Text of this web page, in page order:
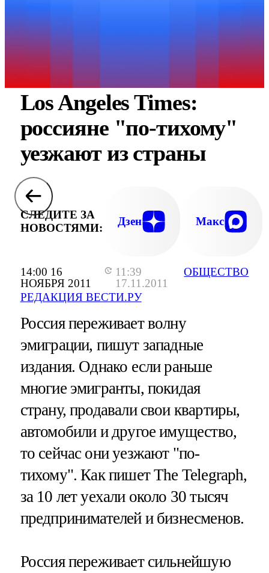
14:00 16
НОЯБРЯ 2011
11:39
17.11.2011
РЕДАКЦИЯ ВЕСТИ.РУ
ОБЩЕСТВО
Los Angeles Times:
россияне "по-тихому"
уезжают из страны
СЛЕДИТЕ ЗА
НОВОСТЯМИ:
Дзен Макс
Россия переживает волну
эмиграции, пишут западные
издания. Однако если раньше
многие эмигранты, покидая
страну, продавали свои квартиры,
автомобили и другое имущество,
то сейчас они уезжают "по-
тихому". Как пишет The Telegraph,
за 10 лет уехали около 30 тысяч
предпринимателей и бизнесменов.
Россия переживает сильнейшую